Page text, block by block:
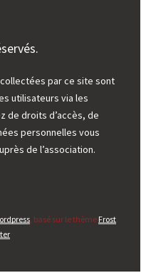
par ce site sont
utilisateurs via les
de droits d’accès, de
personnelles vous
de l’association.
, basé sur le thème Frost.